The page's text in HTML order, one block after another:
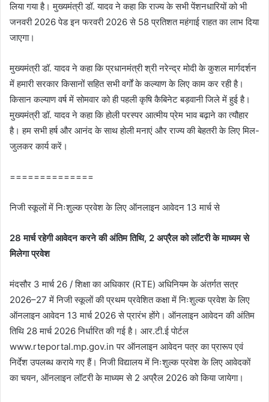
लिया गया है। मुख्यमंत्री डॉ. यादव ने कहा कि राज्य के सभी पेंशनधारियों को भी
जनवरी 2026 पेड इन फरवरी 2026 से 58 प्रतिशत महंगाई राहत का लाभ दिया
जाएगा।
मुख्यमंत्री डॉ. यादव ने कहा कि प्रधानमंत्री श्री नरेन्द्र मोदी के कुशल मार्गदर्शन
में हमारी सरकार किसानों सहित सभी वर्गों के कल्याण के लिए काम कर रही है।
किसान कल्याण वर्ष में सोमवार को ही पहली कृषि कैबिनेट बड़वानी जिले में हुई है।
मुख्यमंत्री डॉ. यादव ने कहा कि होली परस्पर आत्मीय प्रेम भाव बढ़ाने का त्यौहार
है। हम सभी हर्ष और आनंद के साथ होली मनाएं और राज्य की बेहतरी के लिए मिल-
जुलकर कार्य करें।
==============
निजी स्कूलों में निःशुल्क प्रवेश के लिए ऑनलाइन आवेदन 13 मार्च से
28 मार्च रहेगी आवेदन करने की अंतिम तिथि, 2 अप्रैल को लॉटरी के माध्यम से
मिलेगा प्रवेश
मंदसौर 3 मार्च 26 / शिक्षा का अधिकार (RTE) अधिनियम के अंतर्गत सत्र
2026–27 में निजी स्कूलों की प्रथम प्रवेशित कक्षा में निःशुल्क प्रवेश के लिए
ऑनलाइन आवेदन 13 मार्च 2026 से प्रारंभ होंगे। ऑनलाइन आवेदन की अंतिम
तिथि 28 मार्च 2026 निर्धारित की गई है। आर.टी.ई पोर्टल
www.rteportal.mp.gov.in पर ऑनलाइन आवेदन पत्र का प्रारूप एवं
निर्देश उपलब्ध कराये गए हैं। निजी विद्यालय में निःशुल्क प्रवेश के लिए आवेदकों
का चयन, ऑनलाइन लॉटरी के माध्यम से 2 अप्रैल 2026 को किया जायेगा।